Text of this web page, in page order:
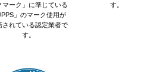
マーク」に準じている
」のマーク使用が
されている認定業者で
す。
す。